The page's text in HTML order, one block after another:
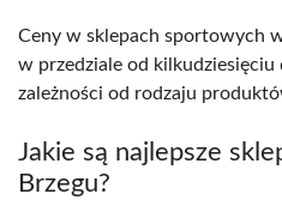
Ceny w sklepach sportowych
w przedziale od kilkudziesięciu
zależności od rodzaju
Jakie są najlepsze
Brzegu?